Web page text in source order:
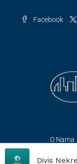
Facebook
O Nama
©
Divis